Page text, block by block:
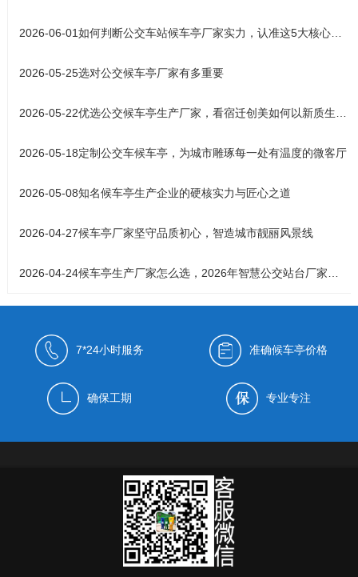
2026-06-01如何判断公交车站候车亭厂家实力，认准这5大核心标准
2026-05-25选对公交候车亭厂家有多重要
2026-05-22优选公交候车亭生产厂家，看宿迁创美如何以新质生产力铸就城市风
2026-05-18定制公交车候车亭，为城市雕琢每一处有温度的微客厅
2026-05-08知名候车亭生产企业的硬核实力与匠心之道
2026-04-27候车亭厂家坚守品质初心，智造城市靓丽风景线
2026-04-24候车亭生产厂家怎么选，2026年智慧公交站台厂家实力解析
7*24小时服务 准确候车亭价格
确保工期 专业专注